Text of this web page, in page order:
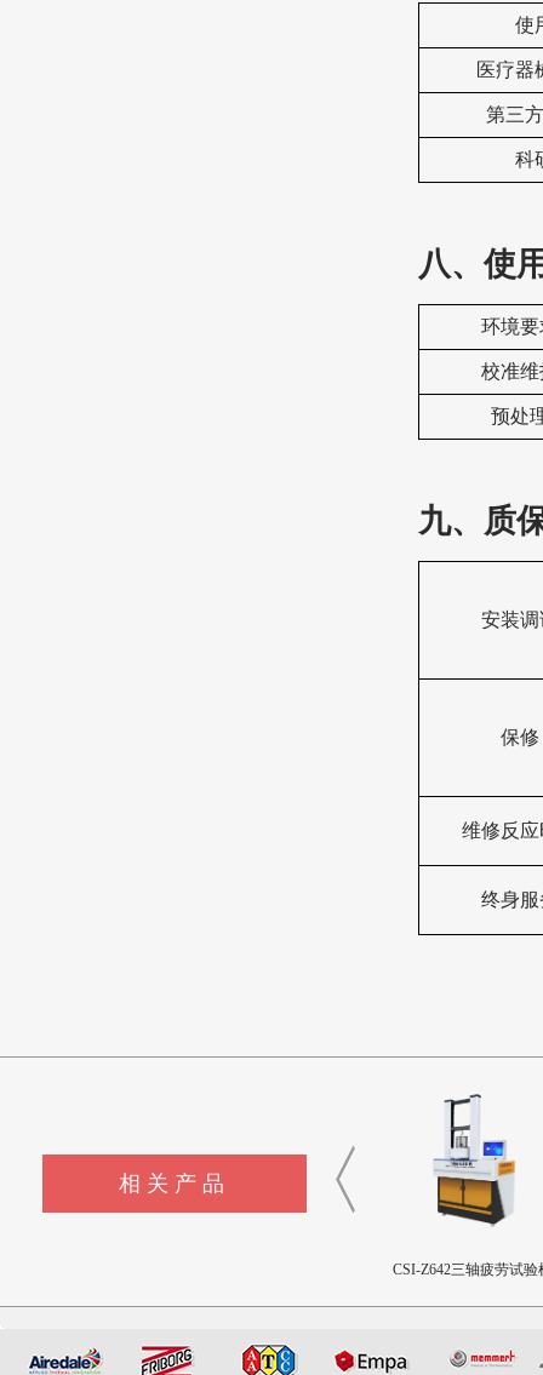
使
医疗器
第三
科
八、使
环境要
校准维
预处
九、质
安装调
保修
维修反
终身服
相关产品
CSI-Z642三轴疲劳试验